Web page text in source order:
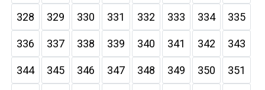
328 329 330 331 332 333 334 335
336 337 338 339 340 341 342 343
344 345 346 347 348 349 350 351